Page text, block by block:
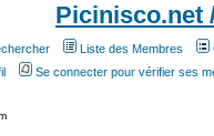
Picinisco.net
Liste des Membres
Se connecter pour vérifier ses